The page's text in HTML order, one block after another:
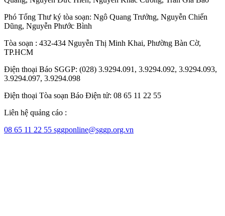
Phó Tổng Thư ký tòa soạn: Ngô Quang Trưởng, Nguyễn Chiến
Dũng, Nguyễn Phước Bình
Tòa soạn : 432-434 Nguyễn Thị Minh Khai, Phường Bàn Cờ,
TP.HCM
Điện thoại Báo SGGP: (028) 3.9294.091, 3.9294.092, 3.9294.093,
3.9294.097, 3.9294.098
Điện thoại Tòa soạn Báo Điện tử: 08 65 11 22 55
Liên hệ quảng cáo :
08 65 11 22 55 sggponline@sggp.org.vn